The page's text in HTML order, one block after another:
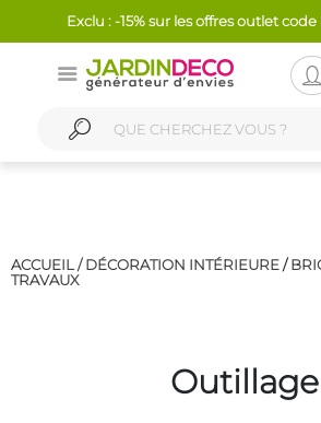
Exclu : -15% sur les offres outlet code
ACCUEIL / DÉCORATION INTÉRIEURE/
TRAVAUX
Outillage